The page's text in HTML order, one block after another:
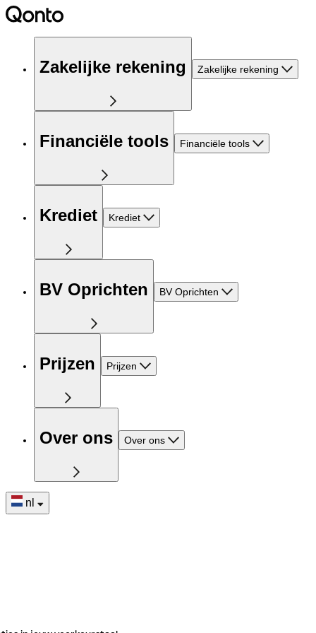
Zakelijke rekening Zakelijke rekening
Financiële tools Financiële tools
Krediet Krediet
BV Oprichten BV Oprichten
Prijzen Prijzen
Over ons Over ons
nl